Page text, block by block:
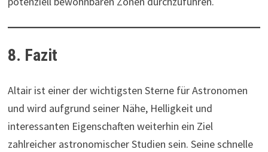
8. Fazit
Altair ist einer der wichtigsten Sterne für Astronomen
und wird aufgrund seiner Nähe, Helligkeit und
interessanten Eigenschaften weiterhin ein Ziel
zahlreicher astronomischer Studien sein. Seine schnelle